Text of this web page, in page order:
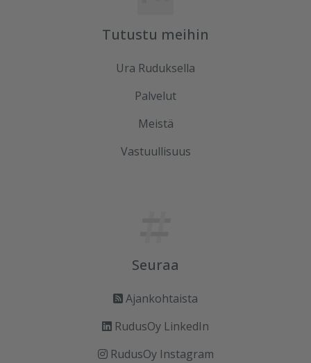
Tutustu meihin
Ura Ruduksella
Palvelut
Meistä
Vastuullisuus
Seuraa
Ajankohtaista
RudusOy LinkedIn
RudusOy Instagram